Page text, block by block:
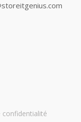
confidentialité